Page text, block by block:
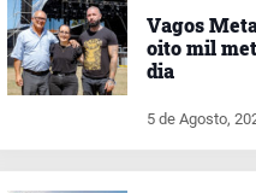
Vagos
oito mil
dia
5 de Agosto,